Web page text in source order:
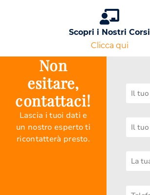
Scopri i Nostri Corsi
Clicca qui
Non
esitare,
contattaci!
Lascia i tuoi dati e
un nostro esperto ti
ricontatterà presto.